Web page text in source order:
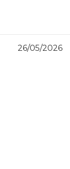
26/05/2026